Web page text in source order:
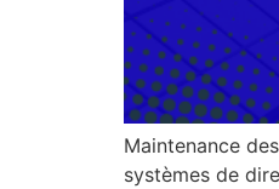
Maintenance
systèmes de